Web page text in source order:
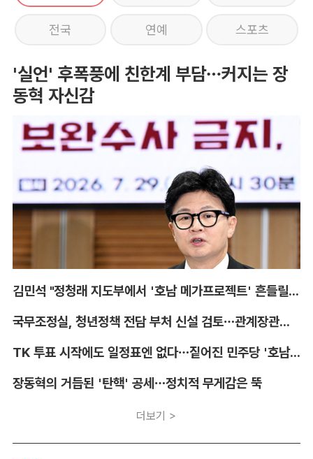
전국 연예 스포츠
'실언' 후폭풍에 친한계 부담…커지는 장
동혁 자신감
김민석 "정청래 지도부에서 '호남 메가프로젝트' 흔들릴 것"
국무조정실, 청년정책 전담 부처 신설 검토…관계장관회의도 계속
TK 투표 시작에도 일정표엔 없다…짙어진 민주당 '호남 쏠림'
장동혁의 거듭된 '탄핵' 공세…정치적 무게감은 뚝
더보기 >